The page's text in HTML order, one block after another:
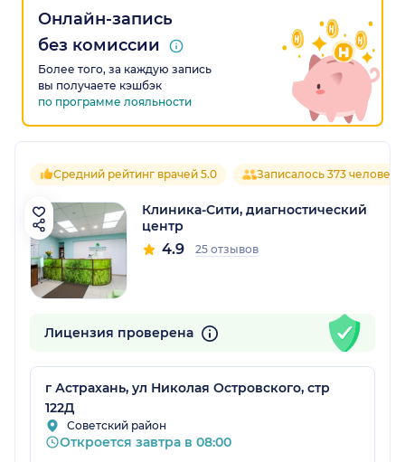
Онлайн-запись
без комиссии
Более того, за каждую запись
вы получаете кэшбэк
по программе лояльности
Средний рейтинг врачей 5.0 Записалось 373 человека
Клиника-Сити, диагностический
центр
4.9 25 отзывов
Лицензия проверена
г Астрахань, ул Николая Островского, стр
122Д
Советский район
Откроется завтра в 08:00